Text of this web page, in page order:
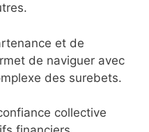
et de
de naviguer avec
des surebets.
collective